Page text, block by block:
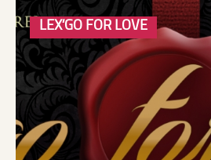
LEX’GO FOR LOVE